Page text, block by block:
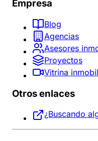
Empresa
Blog
Agencias
Asesores
Proyectos
Vitrina
Otros enlaces
¿Buscando